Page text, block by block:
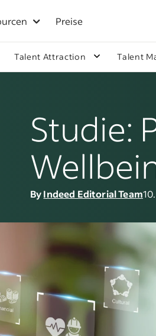
Preise
Talent Attraction Talent
Studie:
ByIndeed Editorial Team